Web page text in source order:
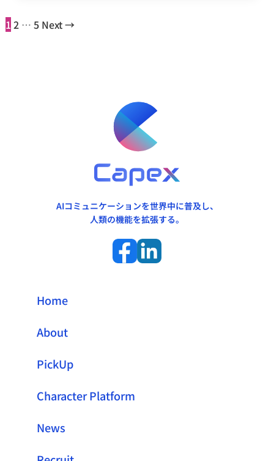
1 2 … 5 Next→
AIコミュニケーションを世界中に普及し、
人類の機能を拡張する。
Home
About
PickUp
Character Platform
News